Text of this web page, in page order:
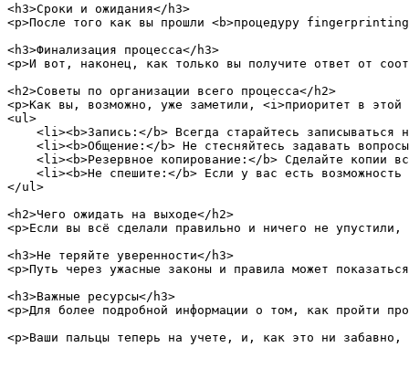
<h3>Сроки и ожидания</h3>
<p>После того как вы прошли <b>процедуру
<h3>Финализация процесса</h3>
<p>И вот, наконец, как только вы получите ответ от
<h2>Советы по организации всего процесса</h2>
<p>Как вы, возможно, уже заметили, <i>приоритет в
<ul>
<li><b>Запись:</b> Всегда старайтесь записываться
<li><b>Общение:</b> Не стесняйтесь задавать
<li><b>Резервное копирование:</b> Сделайте копии
<li><b>Не спешите:</b> Если у вас есть
</ul>
<h2>Чего ожидать на выходе</h2>
<p>Если вы всё сделали правильно и ничего не
<h3>Не теряйте уверенности</h3>
<p>Путь через ужасные законы и правила может
<h3>Важные ресурсы</h3>
<p>Для более подробной информации о том, как пройти